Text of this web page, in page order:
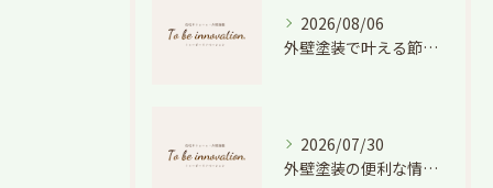
2026/08/06
外壁塗装で叶える節電効果と愛知県の相場や色選びのポイントを徹底解説
2026/07/30
外壁塗装の便利な情報と失敗しない色や費用判断のコツを徹底解説